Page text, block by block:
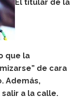
El titular de la
que la
de cara
Además,
a la calle.